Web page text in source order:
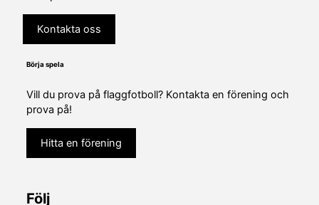
Kontakta oss
Börja spela
Vill du prova på flaggfotboll? Kontakta en förening och
prova på!
Hitta en förening
Följ